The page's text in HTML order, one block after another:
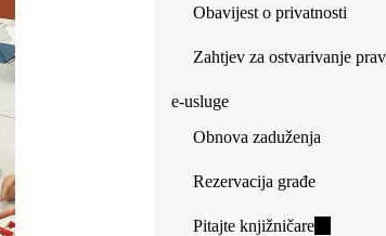
Obavijest o privatnosti
Zahtjev za ostvarivanje
e-usluge
Obnova zaduženja
Rezervacija građe
Pitajte knjižničare(link